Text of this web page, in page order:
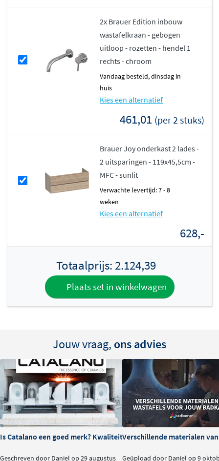
2x Brauer Edition inbouw
wastafelkraan - gebogen
uitloop - rozetten - hendel 1
rechts - chroom
vandaag besteld, dinsdag in
huis
Kies een alternatief
461,01 (per 2 stuks)
Brauer Joy onderkast 2 lades -
2 uitsparingen - 119x45,5cm -
MFC - sunlit
Verwachte levertijd: 7 - 8
weken
Kies een alternatief
628,-
Totaalprijs: 2.124,39
Plaats set in winkelwagen
Jouw vraag, ons advies
Is Catalano een goed merk? Kwaliteit en ervaringen
Geschreven door Daniel op 29 augustus
Verschillende materialen
Geüpload door Daniel op 9